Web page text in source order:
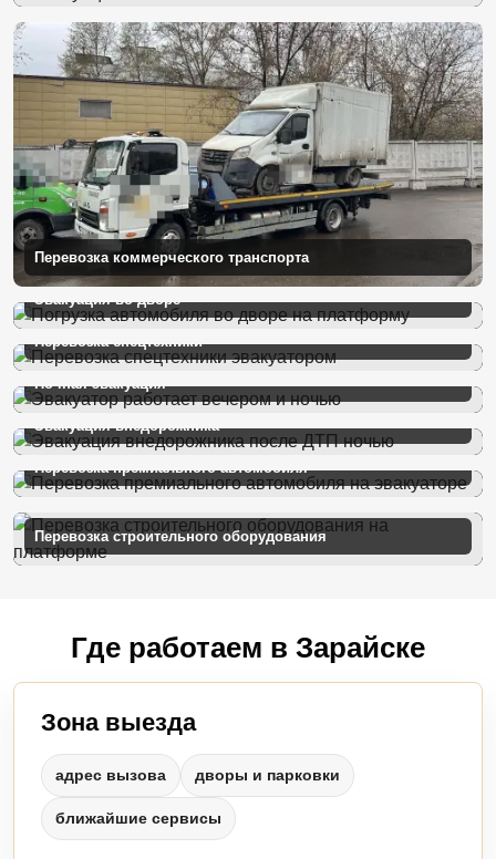
Перевозка коммерческого транспорта
Эвакуация во дворе
Перевозка спецтехники
Ночная эвакуация
Эвакуация внедорожника
Перевозка премиального автомобиля
Перевозка строительного оборудования
Где работаем в Зарайске
Зона выезда
адрес вызова дворы и парковки
ближайшие сервисы